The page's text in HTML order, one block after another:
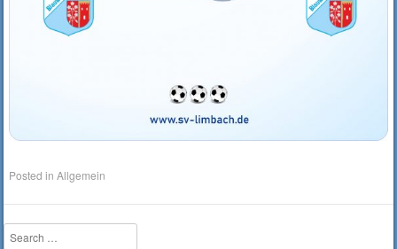
Posted inAllgemein
Search